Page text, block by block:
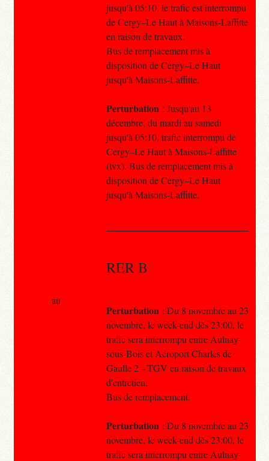
jusqu'à 05:10, le trafic est interrompu
de Cergy–Le Haut à Maisons-Laffitte
en raison de travaux.
Bus de remplacement mis à
disposition de Cergy–Le Haut
jusqu'à Maisons-Laffitte.
Perturbation : Jusqu'au 13
décembre, du mardi au samedi
jusqu'à 05:10, trafic interrompu de
Cergy–Le Haut à Maisons-Laffitte
(tvx). Bus de remplacement mis à
disposition de Cergy–Le Haut
jusqu'à Maisons-Laffitte.
RER B
Perturbation : Du 8 novembre au 23
novembre, le week-end dès 23:00, le
trafic sera interrompu entre Aulnay-
sous-Bois et Aéroport Charles de
Gaulle 2 – TGV en raison de travaux
d'entretien.
Bus de remplacement.
Perturbation : Du 8 novembre au 23
novembre, le week-end dès 23:00, le
trafic sera interrompu entre Aulnay-
au